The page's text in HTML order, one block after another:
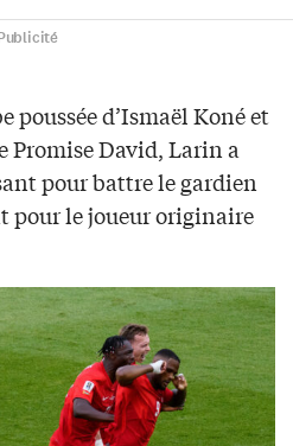
poussée d’Ismaël Koné et
Promise David, Larin a
pour battre le gardien
pour le joueur originaire